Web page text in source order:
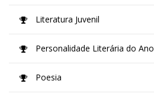
Literatura Juvenil
Personalidade Literária do Ano
Poesia